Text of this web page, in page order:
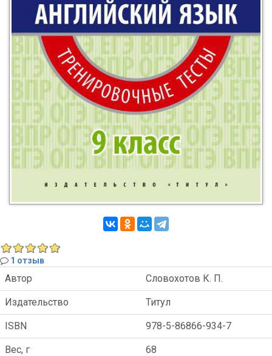
1 отзыв
Автор Словохотов К. П.
Издательство Титул
ISBN 978-5-86866-934-7
Вес, г 68